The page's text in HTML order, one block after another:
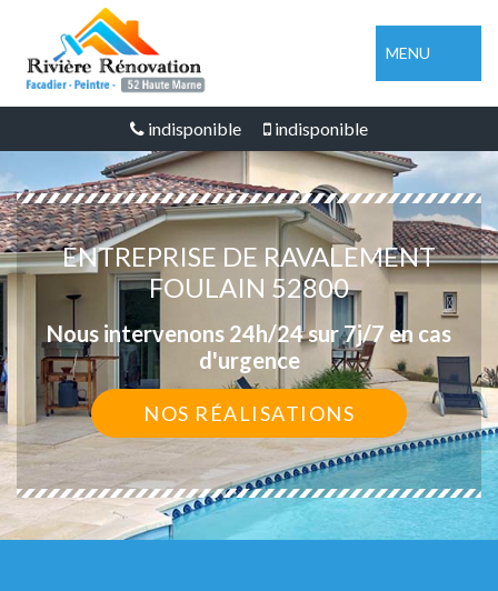
MENU
indisponible indisponible
ENTREPRISE DE RAVALEMENT
FOULAIN 52800
Nous intervenons 24h/24 sur 7j/7 en cas
d'urgence
NOS RÉALISATIONS